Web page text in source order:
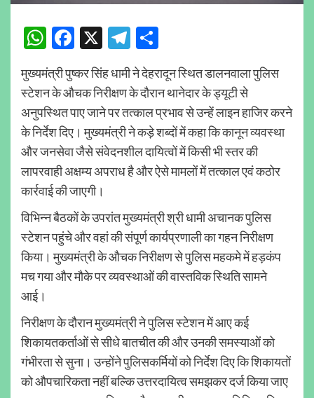
WhatsApp
Facebook
X Telegram
मुख्यमंत्री पुष्कर सिंह धामी ने देहरादून स्थित डालनवाला पुलिस
स्टेशन के औचक निरीक्षण के दौरान थानेदार के ड्यूटी से
अनुपस्थित पाए जाने पर तत्काल प्रभाव से उन्हें लाइन हाजिर करने
के निर्देश दिए। मुख्यमंत्री ने कड़े शब्दों में कहा कि कानून व्यवस्था
और जनसेवा जैसे संवेदनशील दायित्वों में किसी भी स्तर की
लापरवाही अक्षम्य अपराध है और ऐसे मामलों में तत्काल एवं कठोर
कार्रवाई की जाएगी।
विभिन्न बैठकों के उपरांत मुख्यमंत्री श्री धामी अचानक पुलिस
स्टेशन पहुंचे और वहां की संपूर्ण कार्यप्रणाली का गहन निरीक्षण
किया। मुख्यमंत्री के औचक निरीक्षण से पुलिस महकमे में हड़कंप
मच गया और मौके पर व्यवस्थाओं की वास्तविक स्थिति सामने
आई।
निरीक्षण के दौरान मुख्यमंत्री ने पुलिस स्टेशन में आए कई
शिकायतकर्ताओं से सीधे बातचीत की और उनकी समस्याओं को
गंभीरता से सुना। उन्होंने पुलिसकर्मियों को निर्देश दिए कि शिकायतों
को औपचारिकता नहीं बल्कि उत्तरदायित्व समझकर दर्ज किया जाए